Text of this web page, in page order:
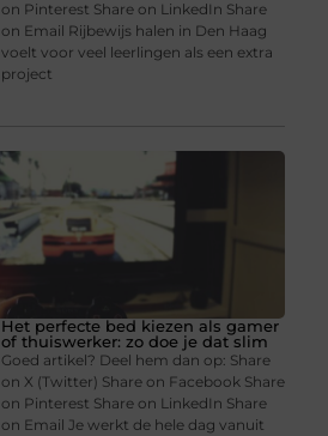
on Pinterest Share on LinkedIn Share
on Email Rijbewijs halen in Den Haag
voelt voor veel leerlingen als een extra
project
Het perfecte bed kiezen als gamer
of thuiswerker: zo doe je dat slim
Goed artikel? Deel hem dan op: Share
on X (Twitter) Share on Facebook Share
on Pinterest Share on LinkedIn Share
on Email Je werkt de hele dag vanuit